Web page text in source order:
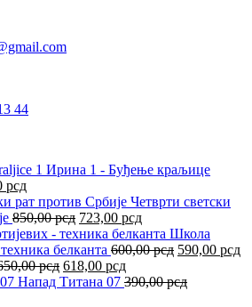
44
Ирина 1 - Буђење краљице
рсд.
рсдТренутна
цена
је:
630,00 рсд.
Четврти светски
850,00рсд Оригинална
цена
је
била:
850,00 рсд.
723,00 рсдТренутна
цена
је:
Школа
белканта 600,00рсд Оригинална
је
590,00 рсд
рсд Оригинална
цена
618,00 рсдТренутна
цена
Напад Титана 07 390,00рсд